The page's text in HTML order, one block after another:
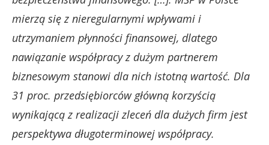
mierzą się z nieregularnymi wpływami i
utrzymaniem płynności finansowej, dlatego
nawiązanie współpracy z dużym partnerem
biznesowym stanowi dla nich istotną wartość. Dla
31 proc. przedsiębiorców główną korzyścią
wynikającą z realizacji zleceń dla dużych firm jest
perspektywa długoterminowej współpracy.